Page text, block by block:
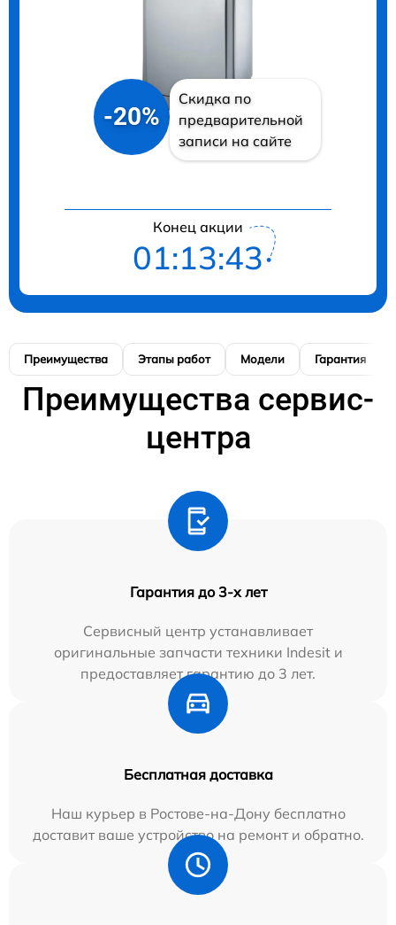
-20%
Скидка по
предварительной
записи на сайте
Конец акции
01:13:42
Преимущества Этапы работ Модели Гарантия
Преимущества сервис-
центра
Гарантия до 3-х лет
Сервисный центр устанавливает
оригинальные запчасти техники Indesit и
предоставляет гарантию до 3 лет.
Бесплатная доставка
Наш курьер в Ростове-на-Дону бесплатно
доставит ваше устройство на ремонт и обратно.